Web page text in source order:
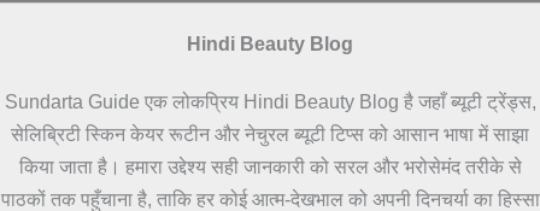
Hindi Beauty Blog
Sundarta Guide एक लोकप्रिय Hindi Beauty Blog है जहाँ ब्यूटी ट्रेंड्स,
सेलिब्रिटी स्किन केयर रूटीन और नेचुरल ब्यूटी टिप्स को आसान भाषा में साझा
किया जाता है। हमारा उद्देश्य सही जानकारी को सरल और भरोसेमंद तरीके से
पाठकों तक पहुँचाना है, ताकि हर कोई आत्म-देखभाल को अपनी दिनचर्या का हिस्सा